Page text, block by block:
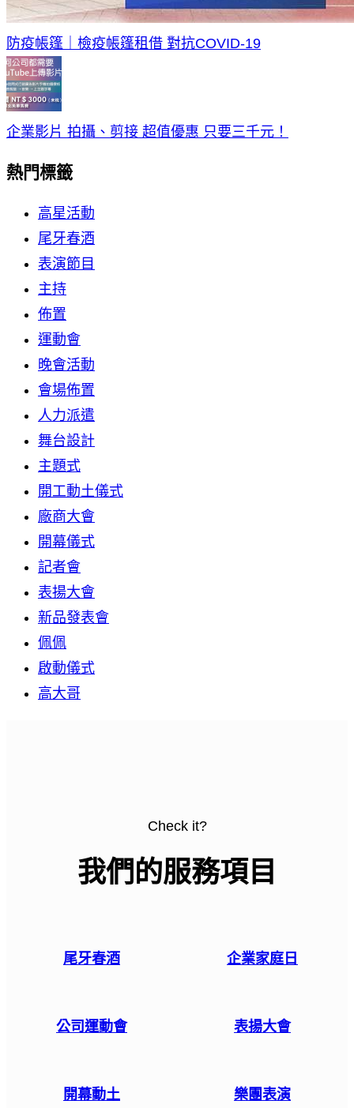
防疫帳篷｜檢疫帳篷租借 對抗COVID-19
企業影片 拍攝、剪接 超值優惠 只要三千元！
熱門標籤
高星活動
尾牙春酒
表演節目
主持
佈置
運動會
晚會活動
會場佈置
人力派遣
舞台設計
主題式
開工動土儀式
廠商大會
開幕儀式
記者會
表揚大會
新品發表會
佩佩
啟動儀式
高大哥
Check it?
我們的服務項目
尾牙春酒 企業家庭日
公司運動會 表揚大會
開幕動土 樂團表演